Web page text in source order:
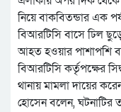
নিয়ে বাকবিতন্ডার এক
বিআরটিসি বাসে ঢিল
আহত হওয়ার পাশাপশি
বিআরটিসি কর্তৃপক্ষের
থানায় মামলা দায়ের
হোসেন বলেন, ঘটনাটির